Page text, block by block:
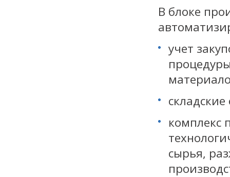
В блоке
учет
комплекс
сырья,